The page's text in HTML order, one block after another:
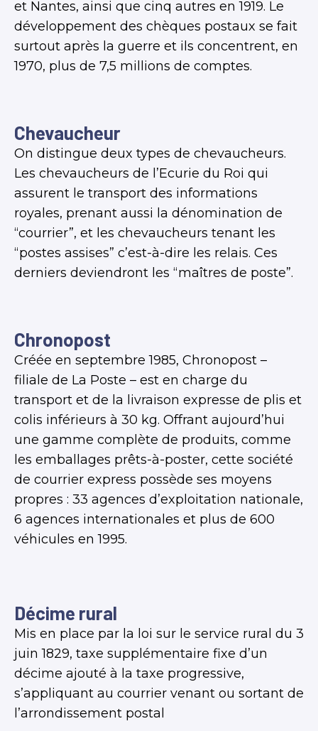
et Nantes, ainsi que cinq autres en 1919. Le
développement des chèques postaux se fait
surtout après la guerre et ils concentrent, en
1970, plus de 7,5 millions de comptes.
Chevaucheur
On distingue deux types de chevaucheurs.
Les chevaucheurs de l’Ecurie du Roi qui
assurent le transport des informations
royales, prenant aussi la dénomination de
“courrier”, et les chevaucheurs tenant les
“postes assises” c’est-à-dire les relais. Ces
derniers deviendront les “maîtres de poste”.
Chronopost
Créée en septembre 1985, Chronopost –
filiale de La Poste – est en charge du
transport et de la livraison expresse de plis et
colis inférieurs à 30 kg. Offrant aujourd’hui
une gamme complète de produits, comme
les emballages prêts-à-poster, cette société
de courrier express possède ses moyens
propres : 33 agences d’exploitation nationale,
6 agences internationales et plus de 600
véhicules en 1995.
Décime rural
Mis en place par la loi sur le service rural du 3
juin 1829, taxe supplémentaire fixe d’un
décime ajouté à la taxe progressive,
s’appliquant au courrier venant ou sortant de
l’arrondissement postal